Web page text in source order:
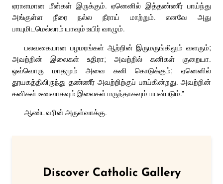
ஏராளமான மீன்கள் இருக்கும். ஏனெனில் இத்தண்ணீர் பாய்ந்து
அங்குள்ள நீரை நல்ல நீராய் மாற்றும். எனவே அது
பாயுமிடமெல்லாம் யாவும் உயிர் வாழும்.
பலவகையான பழமரங்கள் ஆற்றின் இருமருங்கிலும் வளரும்;
அவற்றின் இலைகள் உதிரா; அவற்றில் கனிகள் குறையா.
ஒவ்வொரு மாதமும் அவை கனி கொடுக்கும்; ஏனெனில்
தூயகத்திலிருந்து தண்ணீர் அவற்றிற்குப் பாய்கின்றது. அவற்றின்
கனிகள் உணவாகவும் இலைகள் மருந்தாகவும் பயன்படும்.”
ஆண்டவரின் அருள்வாக்கு.
Discover Catholic Gallery